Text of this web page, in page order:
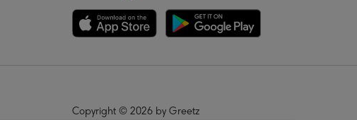
Copyright © 2026 by Greetz